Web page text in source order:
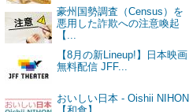
豪州国勢調査（Census）を
悪用した詐欺への注意喚起
【...
【8月の新Lineup!】日本映画
無料配信 JFF...
おいしい日本 - Oishii NIHON